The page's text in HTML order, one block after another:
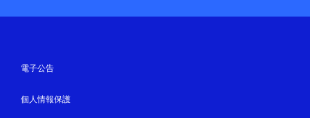
電子公告
個人情報保護